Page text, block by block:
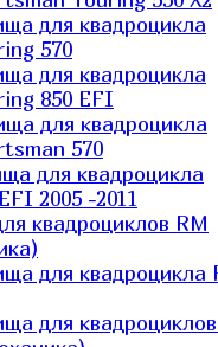
для квадроцикла
570
для квадроцикла
850 EFI
для квадроцикла
570
для квадроцикла
2005 -2011
квадроциклов RM
для квадроцикла
для